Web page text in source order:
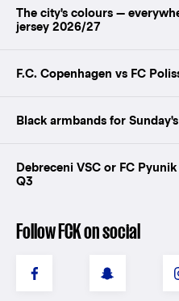
The city's colours —
jersey 2026/27
F.C. Copenhagen vs FC
Black armbands for
Debreceni VSC or FC
Q3
Follow FCK on social